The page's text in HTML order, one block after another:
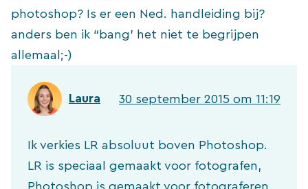
photoshop? Is er een Ned. handleiding bij?
anders ben ik “bang’ het niet te begrijpen
allemaal;-)
Laura 30 september 2015 om 11:19
Ik verkies LR absoluut boven Photoshop.
LR is speciaal gemaakt voor fotografen,
Photoshop is gemaakt voor fotograferen,